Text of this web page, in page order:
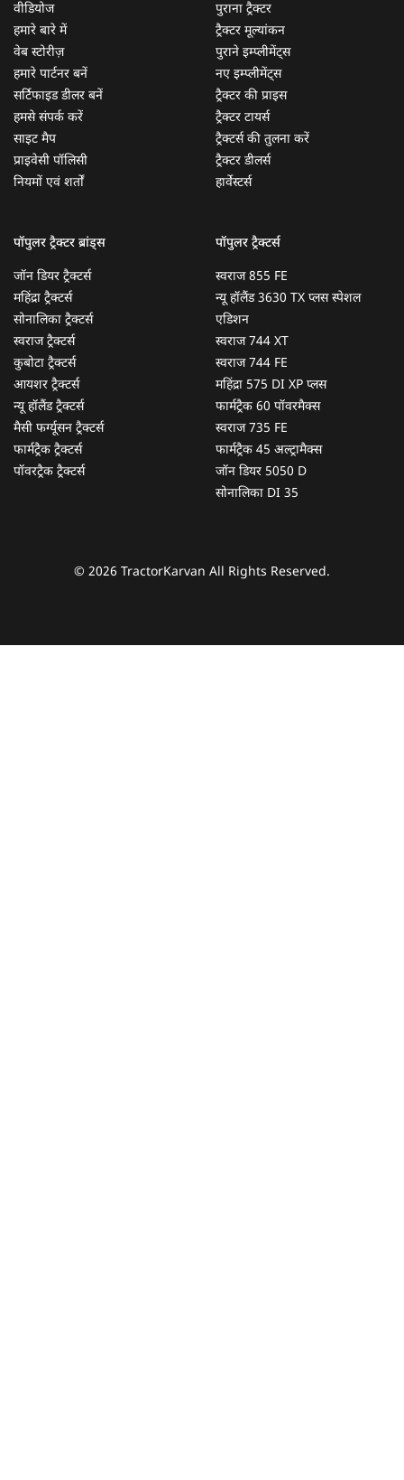
वीडियोज
हमारे बारे में
वेब स्टोरीज़
हमारे पार्टनर बनें
सर्टिफाइड डीलर बनें
हमसे संपर्क करें
साइट मैप
प्राइवेसी पॉलिसी
नियमों एवं शर्तों
पुराना ट्रैक्टर
ट्रैक्टर मूल्यांकन
पुराने इम्प्लीमेंट्स
नए इम्प्लीमेंट्स
ट्रैक्टर की प्राइस
ट्रैक्टर टायर्स
ट्रैक्टर्स की तुलना करें
ट्रैक्टर डीलर्स
हार्वेस्टर्स
पॉपुलर ट्रैक्टर ब्रांड्स
जॉन डियर ट्रैक्टर्स
महिंद्रा ट्रैक्टर्स
सोनालिका ट्रैक्टर्स
स्वराज ट्रैक्टर्स
कुबोटा ट्रैक्टर्स
आयशर ट्रैक्टर्स
न्यू हॉलैंड ट्रैक्टर्स
मैसी फर्ग्यूसन ट्रैक्टर्स
फार्मट्रैक ट्रैक्टर्स
पॉवरट्रैक ट्रैक्टर्स
पॉपुलर ट्रैक्टर्स
स्वराज 855 FE
न्यू हॉलैंड 3630 TX प्लस स्पेशल
एडिशन
स्वराज 744 XT
स्वराज 744 FE
महिंद्रा 575 DI XP प्लस
फार्मट्रैक 60 पॉवरमैक्स
स्वराज 735 FE
फार्मट्रैक 45 अल्ट्रामैक्स
जॉन डियर 5050 D
सोनालिका DI 35
© 2026 TractorKarvan All Rights Reserved.